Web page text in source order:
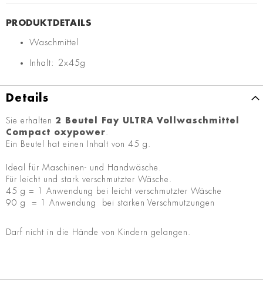
Waschmittel
Inhalt: 2x45g
Details
Sie erhalten 2 Beutel Fay ULTRA Vollwaschmittel
Compact oxypower
Ein Beutel hat einen Inhalt von 45 g.
Ideal für Maschinen- und Handwäsche.
Für leicht und stark verschmutzter Wäsche.
45 g = 1 Anwendung bei leicht verschmutzter Wäsche
90 g = 1 Anwendung bei starken Verschmutzungen
Darf nicht in die Hände von Kindern gelangen.